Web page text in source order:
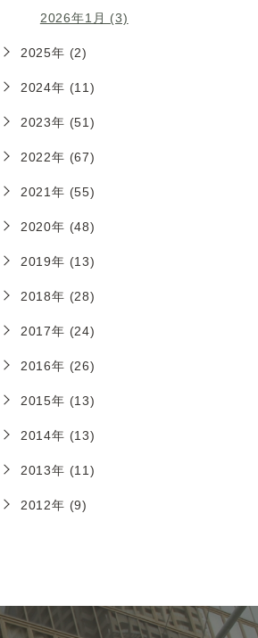
2026年1月 (3)
2025年 (2)
2024年 (11)
2023年 (51)
2022年 (67)
2021年 (55)
2020年 (48)
2019年 (13)
2018年 (28)
2017年 (24)
2016年 (26)
2015年 (13)
2014年 (13)
2013年 (11)
2012年 (9)